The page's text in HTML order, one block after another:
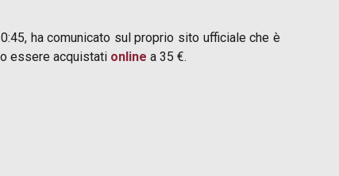
ha comunicato sul proprio sito ufficiale che è
essere acquistati online a 35 €.